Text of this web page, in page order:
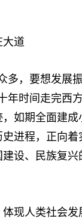
道
，要想发展
年时间走完西
如期全面建
进程，正向
设、民族复
人类社会发